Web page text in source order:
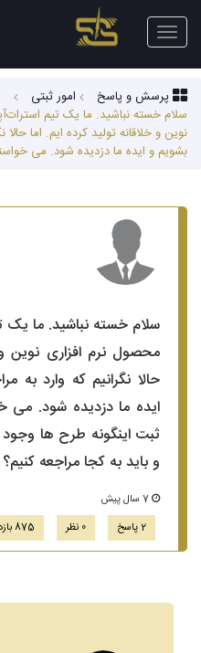
Toggle
navigation
پرسش و پاسخ
امور ثبتی
سلام خسته نباشید. ما یک تیم
نوین و خلاقانه تولید کرده ایم. اما
بشویم و ایده ما دزدیده شود. می
سلام خسته نباشید. ما
محصول نرم افزاری نوین و
حالا نگرانیم که وارد
ایده ما دزدیده شود. می
ثبت اینگونه طرح ها وجود
و باید به کجا مراجعه کنیم؟
2 پاسخ
0 نظر 875 بازدید